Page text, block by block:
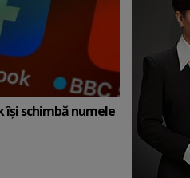
îşi schimbă numele